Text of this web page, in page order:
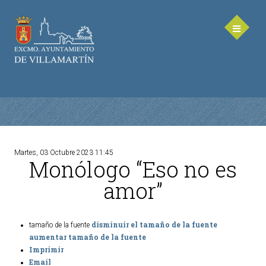
AYUNTAMIENTO
Corporación Municipal - Legislatura 2023-2027
Teléfonos de contacto
Martes, 03 Octubre 2023 11:45
Monólogo “Eso no es
amor”
tamaño de la fuente disminuir el tamaño de la fuente
aumentar tamaño de la fuente
Imprimir
Email